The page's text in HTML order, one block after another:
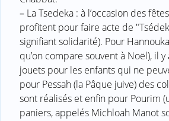
– La Tsedeka : à l’occasion des
profitent pour faire acte de
signifiant solidarité). Pour
qu’on compare souvent à Noël), il
jouets pour les enfants qui ne
pour Pessah (la Pâque juive) des
sont réalisés et enfin pour Pourim
paniers, appelés Michloah Manot